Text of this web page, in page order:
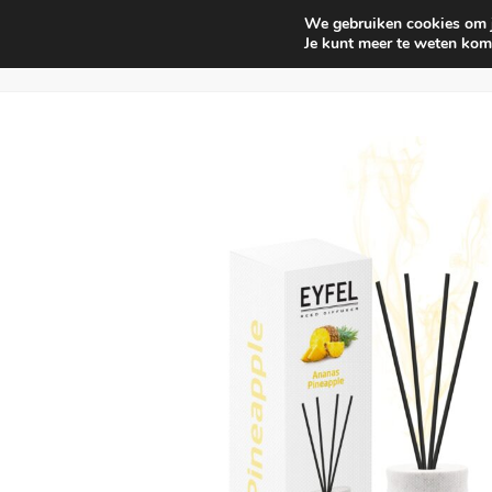
Huishouden Interieur
We gebruiken cookies om
Je kunt meer te weten